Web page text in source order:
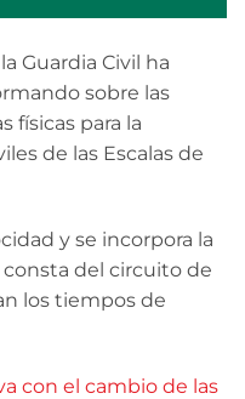
Guardia Civil ha
sobre las
físicas para la
de las Escalas de
y se incorpora la
del circuito de
los tiempos de
con el cambio de las